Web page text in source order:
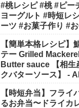
#桃レシピ #桃 #ピー
ヨーグルト #時短レ
ーツ #お菓子作り #
cooking(BOTTA
【簡単本格レシピ】
テー Grilled Mackerel with Garlic
Butter sauce 【相生産業 ガーリッ
クバターソース】 -
【時短弁当】フライ
るお弁当〜ドライカ